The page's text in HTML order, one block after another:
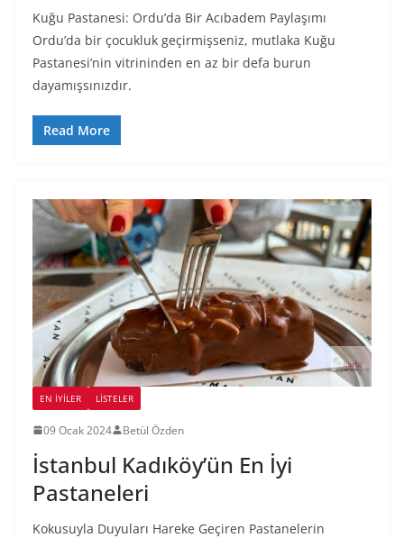
Kuğu Pastanesi: Ordu’da Bir Acıbadem Paylaşımı
Ordu’da bir çocukluk geçirmişseniz, mutlaka Kuğu
Pastanesi’nin vitrininden en az bir defa burun
dayamışsınızdır.
Read More
EN İYILER LİSTELER
09 Ocak 2024 Betül Özden
İstanbul Kadıköy’ün En İyi
Pastaneleri
Kokusuyla Duyuları Hareke Geçiren Pastanelerin